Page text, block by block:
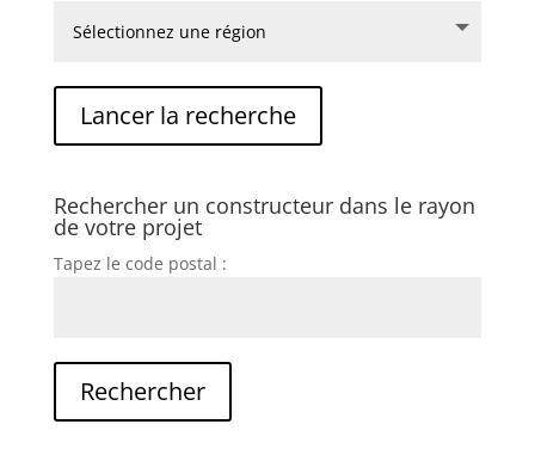
Rechercher un constructeur dans le rayon
de votre projet
Tapez le code postal :